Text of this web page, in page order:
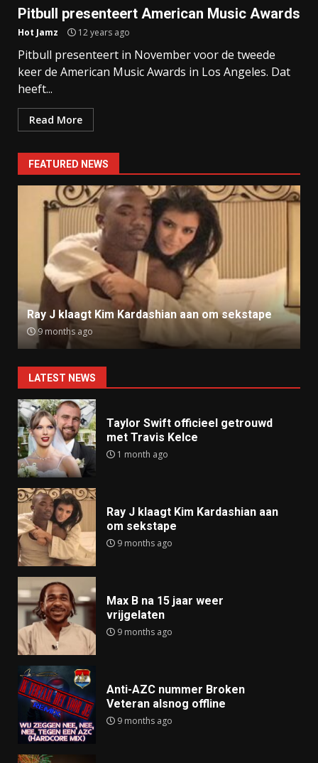
Pitbull presenteert American Music Awards
Hot Jamz 12 years ago
Pitbull presenteert in November voor de tweede
keer de American Music Awards in Los Angeles. Dat
heeft...
Read More
FEATURED NEWS
Ray J klaagt Kim Kardashian aan om sekstape
9 months ago
LATEST NEWS
Taylor Swift officieel getrouwd
met Travis Kelce
1 month ago
Ray J klaagt Kim Kardashian aan
om sekstape
9 months ago
Max B na 15 jaar weer
vrijgelaten
9 months ago
Anti-AZC nummer Broken
Veteran alsnog offline
9 months ago